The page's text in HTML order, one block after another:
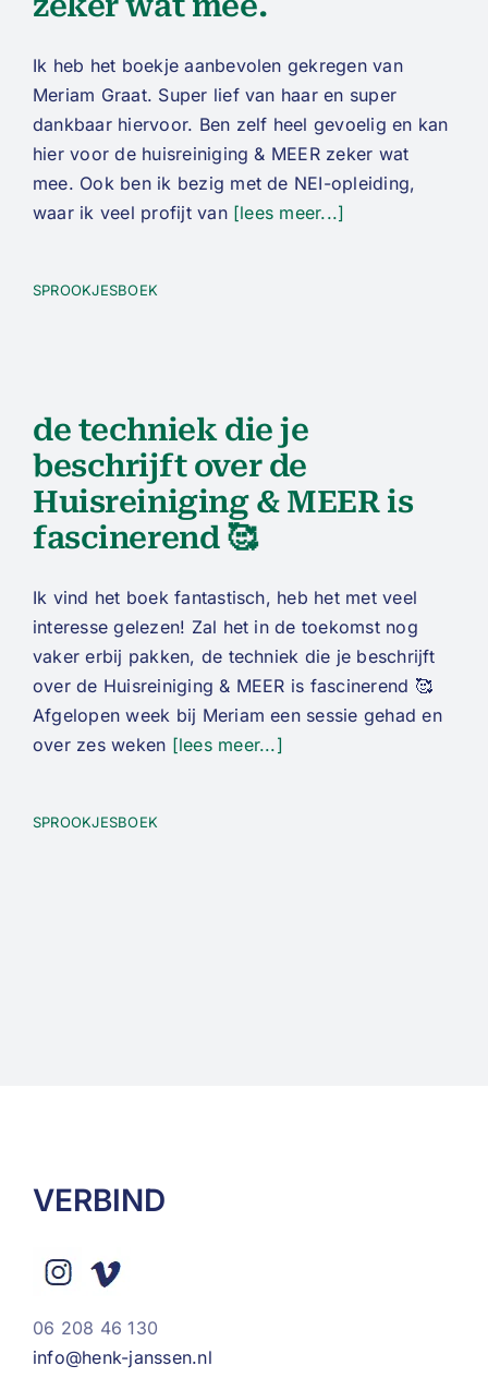
Ik heb het boekje aanbevolen gekregen van
Meriam Graat. Super lief van haar en super
dankbaar hiervoor. Ben zelf heel gevoelig en kan
hier voor de huisreiniging & MEER zeker wat
mee. Ook ben ik bezig met de NEI-opleiding,
waar ik veel profijt van [lees meer...]
SPROOKJESBOEK
de techniek die je
beschrijft over de
Huisreiniging & MEER is
fascinerend 🥰
Ik vind het boek fantastisch, heb het met veel
interesse gelezen! Zal het in de toekomst nog
vaker erbij pakken, de techniek die je beschrijft
over de Huisreiniging & MEER is fascinerend 🥰
Afgelopen week bij Meriam een sessie gehad en
over zes weken [lees meer...]
SPROOKJESBOEK
VERBIND
06 208 46 130
info@henk-janssen.nl